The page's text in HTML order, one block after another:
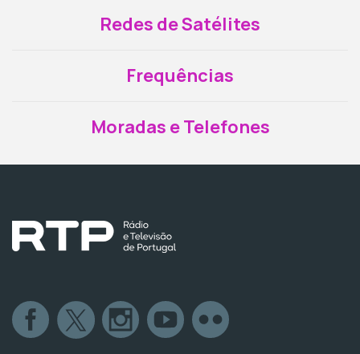
Redes de Satélites
Frequências
Moradas e Telefones